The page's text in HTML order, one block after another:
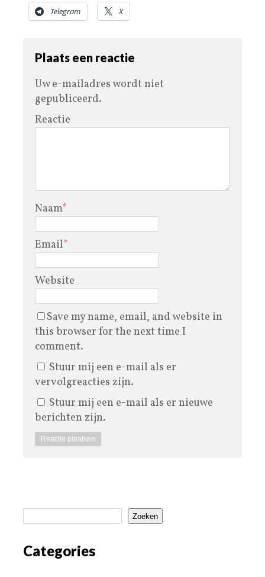
Telegram X
Plaats een reactie
Uw e-mailadres wordt niet
gepubliceerd.
Reactie
Naam*
Email*
Website
Save my name, email, and website in
this browser for the next time I
comment.
Stuur mij een e-mail als er
vervolgreacties zijn.
Stuur mij een e-mail als er nieuwe
berichten zijn.
Zoeken
Categories